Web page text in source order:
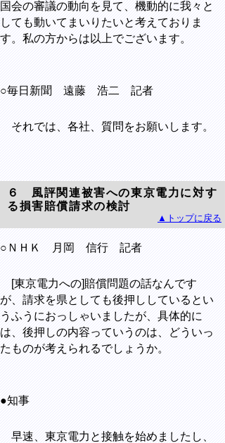
国会の審議の動向を見て、機動的に我々と
しても動いてまいりたいと考えておりま
す。私の方からは以上でございます。
○毎日新聞 遠藤 浩二 記者
それでは、各社、質問をお願いします。
６ 風評関連被害への東京電力に対す
る損害賠償請求の検討
▲トップに戻る
○ＮＨＫ 月岡 信行 記者
[東京電力への]賠償問題の話なんです
が、請求を県としても後押ししているとい
うふうにおっしゃいましたが、具体的に
は、後押しの内容っていうのは、どういっ
たものが考えられるでしょうか。
●知事
早速、東京電力と接触を始めましたし、